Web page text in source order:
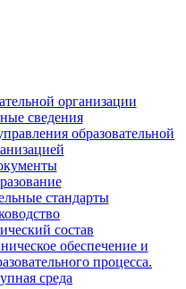
организации
сведения
образовательной
стандарты
состав
обеспечение и
процесса.
среда